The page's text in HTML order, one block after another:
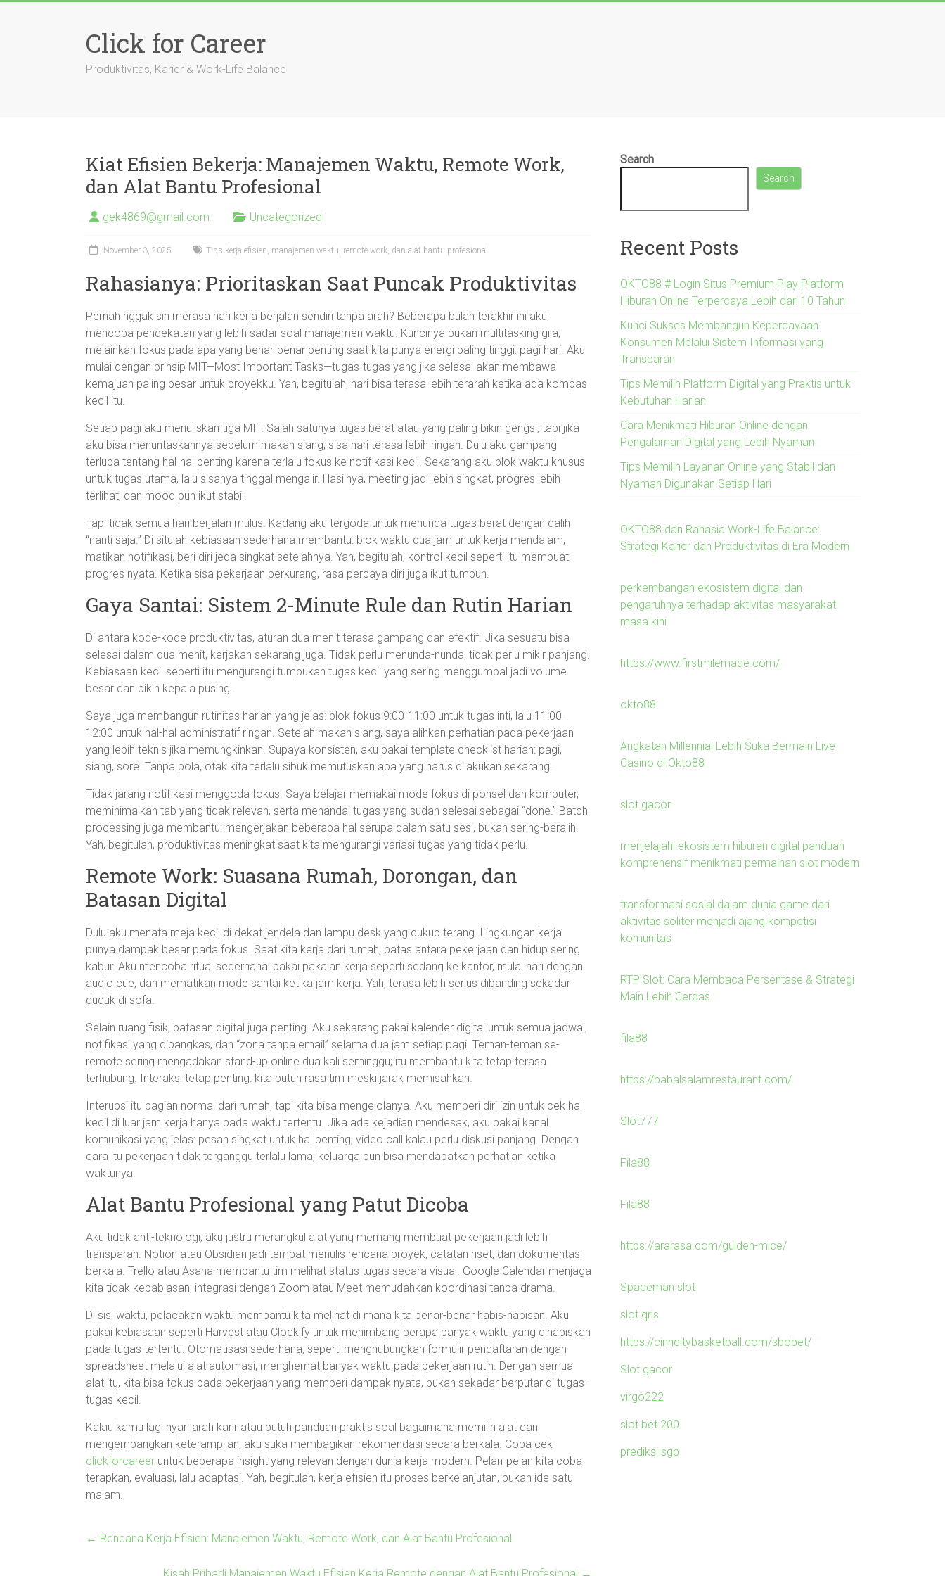
Click for Career
Produktivitas, Karier & Work-Life Balance
Kiat Efisien Bekerja: Manajemen Waktu, Remote Work,
dan Alat Bantu Profesional
gek4869@gmail.com Uncategorized
November 3, 2025 Tips kerja efisien, manajemen waktu, remote work, dan alat bantu profesional
Rahasianya: Prioritaskan Saat Puncak Produktivitas
Pernah nggak sih merasa hari kerja berjalan sendiri tanpa arah? Beberapa bulan terakhir ini aku
mencoba pendekatan yang lebih sadar soal manajemen waktu. Kuncinya bukan multitasking gila,
melainkan fokus pada apa yang benar-benar penting saat kita punya energi paling tinggi: pagi hari. Aku
mulai dengan prinsip MIT—Most Important Tasks—tugas-tugas yang jika selesai akan membawa
kemajuan paling besar untuk proyekku. Yah, begitulah, hari bisa terasa lebih terarah ketika ada kompas
kecil itu.
Setiap pagi aku menuliskan tiga MIT. Salah satunya tugas berat atau yang paling bikin gengsi, tapi jika
aku bisa menuntaskannya sebelum makan siang, sisa hari terasa lebih ringan. Dulu aku gampang
terlupa tentang hal-hal penting karena terlalu fokus ke notifikasi kecil. Sekarang aku blok waktu khusus
untuk tugas utama, lalu sisanya tinggal mengalir. Hasilnya, meeting jadi lebih singkat, progres lebih
terlihat, dan mood pun ikut stabil.
Tapi tidak semua hari berjalan mulus. Kadang aku tergoda untuk menunda tugas berat dengan dalih
“nanti saja.” Di situlah kebiasaan sederhana membantu: blok waktu dua jam untuk kerja mendalam,
matikan notifikasi, beri diri jeda singkat setelahnya. Yah, begitulah, kontrol kecil seperti itu membuat
progres nyata. Ketika sisa pekerjaan berkurang, rasa percaya diri juga ikut tumbuh.
Gaya Santai: Sistem 2-Minute Rule dan Rutin Harian
Di antara kode-kode produktivitas, aturan dua menit terasa gampang dan efektif. Jika sesuatu bisa
selesai dalam dua menit, kerjakan sekarang juga. Tidak perlu menunda-nunda, tidak perlu mikir panjang.
Kebiasaan kecil seperti itu mengurangi tumpukan tugas kecil yang sering menggumpal jadi volume
besar dan bikin kepala pusing.
Saya juga membangun rutinitas harian yang jelas: blok fokus 9:00-11:00 untuk tugas inti, lalu 11:00-
12:00 untuk hal-hal administratif ringan. Setelah makan siang, saya alihkan perhatian pada pekerjaan
yang lebih teknis jika memungkinkan. Supaya konsisten, aku pakai template checklist harian: pagi,
siang, sore. Tanpa pola, otak kita terlalu sibuk memutuskan apa yang harus dilakukan sekarang.
Tidak jarang notifikasi menggoda fokus. Saya belajar memakai mode fokus di ponsel dan komputer,
meminimalkan tab yang tidak relevan, serta menandai tugas yang sudah selesai sebagai “done.” Batch
processing juga membantu: mengerjakan beberapa hal serupa dalam satu sesi, bukan sering-beralih.
Yah, begitulah, produktivitas meningkat saat kita mengurangi variasi tugas yang tidak perlu.
Remote Work: Suasana Rumah, Dorongan, dan
Batasan Digital
Dulu aku menata meja kecil di dekat jendela dan lampu desk yang cukup terang. Lingkungan kerja
punya dampak besar pada fokus. Saat kita kerja dari rumah, batas antara pekerjaan dan hidup sering
kabur. Aku mencoba ritual sederhana: pakai pakaian kerja seperti sedang ke kantor, mulai hari dengan
audio cue, dan mematikan mode santai ketika jam kerja. Yah, terasa lebih serius dibanding sekadar
duduk di sofa.
Selain ruang fisik, batasan digital juga penting. Aku sekarang pakai kalender digital untuk semua jadwal,
notifikasi yang dipangkas, dan “zona tanpa email” selama dua jam setiap pagi. Teman-teman se-
remote sering mengadakan stand-up online dua kali seminggu; itu membantu kita tetap terasa
terhubung. Interaksi tetap penting: kita butuh rasa tim meski jarak memisahkan.
Interupsi itu bagian normal dari rumah, tapi kita bisa mengelolanya. Aku memberi diri izin untuk cek hal
kecil di luar jam kerja hanya pada waktu tertentu. Jika ada kejadian mendesak, aku pakai kanal
komunikasi yang jelas: pesan singkat untuk hal penting, video call kalau perlu diskusi panjang. Dengan
cara itu pekerjaan tidak terganggu terlalu lama, keluarga pun bisa mendapatkan perhatian ketika
waktunya.
Alat Bantu Profesional yang Patut Dicoba
Aku tidak anti-teknologi; aku justru merangkul alat yang memang membuat pekerjaan jadi lebih
transparan. Notion atau Obsidian jadi tempat menulis rencana proyek, catatan riset, dan dokumentasi
berkala. Trello atau Asana membantu tim melihat status tugas secara visual. Google Calendar menjaga
kita tidak kebablasan; integrasi dengan Zoom atau Meet memudahkan koordinasi tanpa drama.
Di sisi waktu, pelacakan waktu membantu kita melihat di mana kita benar-benar habis-habisan. Aku
pakai kebiasaan seperti Harvest atau Clockify untuk menimbang berapa banyak waktu yang dihabiskan
pada tugas tertentu. Otomatisasi sederhana, seperti menghubungkan formulir pendaftaran dengan
spreadsheet melalui alat automasi, menghemat banyak waktu pada pekerjaan rutin. Dengan semua
alat itu, kita bisa fokus pada pekerjaan yang memberi dampak nyata, bukan sekadar berputar di tugas-
tugas kecil.
Kalau kamu lagi nyari arah karir atau butuh panduan praktis soal bagaimana memilih alat dan
mengembangkan keterampilan, aku suka membagikan rekomendasi secara berkala. Coba cek
clickforcareer untuk beberapa insight yang relevan dengan dunia kerja modern. Pelan-pelan kita coba
terapkan, evaluasi, lalu adaptasi. Yah, begitulah, kerja efisien itu proses berkelanjutan, bukan ide satu
malam.
← Rencana Kerja Efisien: Manajemen Waktu, Remote Work, dan Alat Bantu Profesional
Search
Search
Recent Posts
OKTO88 # Login Situs Premium Play Platform
Hiburan Online Terpercaya Lebih dari 10 Tahun
Kunci Sukses Membangun Kepercayaan
Konsumen Melalui Sistem Informasi yang
Transparan
Tips Memilih Platform Digital yang Praktis untuk
Kebutuhan Harian
Cara Menikmati Hiburan Online dengan
Pengalaman Digital yang Lebih Nyaman
Tips Memilih Layanan Online yang Stabil dan
Nyaman Digunakan Setiap Hari
OKTO88 dan Rahasia Work-Life Balance:
Strategi Karier dan Produktivitas di Era Modern
perkembangan ekosistem digital dan
pengaruhnya terhadap aktivitas masyarakat
masa kini
https://www.firstmilemade.com/
okto88
Angkatan Millennial Lebih Suka Bermain Live
Casino di Okto88
slot gacor
menjelajahi ekosistem hiburan digital panduan
komprehensif menikmati permainan slot modern
transformasi sosial dalam dunia game dari
aktivitas soliter menjadi ajang kompetisi
komunitas
RTP Slot: Cara Membaca Persentase & Strategi
Main Lebih Cerdas
fila88
https://babalsalamrestaurant.com/
Slot777
Fila88
Fila88
https://ararasa.com/gulden-mice/
Spaceman slot
slot qris
https://cinncitybasketball.com/sbobet/
Slot gacor
virgo222
slot bet 200
prediksi sgp